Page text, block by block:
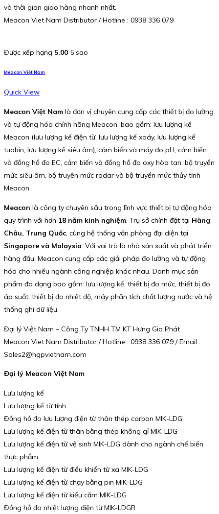
và thời gian giao hàng nhanh nhất.
Meacon Viet Nam Distributor / Hotline : 0938 336 079
Được xếp hạng 5.00 5 sao
Meacon Việt Nam
Quick View
Meacon Việt Nam là đơn vị chuyên cung cấp các thiết bị đo lường
và tự động hóa chính hãng Meacon, bao gồm: lưu lượng kế
Meacon (lưu lượng kế điện từ, lưu lượng kế xoáy, lưu lượng kế
tuabin, lưu lượng kế siêu âm), cảm biến và máy đo pH, cảm biến
và đồng hồ đo EC, cảm biến và đồng hồ đo oxy hòa tan, bộ truyền
mức siêu âm, bộ truyền mức radar và bộ truyền mức thủy tĩnh
Meacon.
Meacon là công ty chuyên sâu trong lĩnh vực thiết bị tự động hóa
quy trình với hơn 18 năm kinh nghiệm. Trụ sở chính đặt tại Hàng
Châu, Trung Quốc, cùng hệ thống văn phòng đại diện tại
Singapore và Malaysia. Với vai trò là nhà sản xuất và phát triển
hàng đầu, Meacon cung cấp các giải pháp đo lường và tự động
hóa cho nhiều ngành công nghiệp khác nhau. Danh mục sản
phẩm đa dạng bao gồm: lưu lượng kế, thiết bị đo mức, thiết bị đo
áp suất, thiết bị đo nhiệt độ, máy phân tích chất lượng nước và hệ
thống ghi dữ liệu.
Đại lý Việt Nam – Công Ty TNHH TM KT Hưng Gia Phát
Meacon Viet Nam Distributor / Hotline : 0938 336 079 / Email :
Sales2@hgpvietnam.com
Đại lý Meacon Việt Nam
Lưu lượng kế
Lưu lượng kế từ tính
Đồng hồ đo lưu lượng điện từ thân thép carbon MIK-LDG
Lưu lượng kế điện từ thân bằng thép không gỉ MIK-LDG
Lưu lượng kế điện từ vệ sinh MIK-LDG dành cho ngành chế biến
thực phẩm
Lưu lượng kế điện từ điều khiển từ xa MIK-LDG
Lưu lượng kế điện từ chạy bằng pin MIK-LDG
Lưu lượng kế điện từ kiểu cắm MIK-LDG
Đồng hồ đo nhiệt lượng điện từ MIK-LDGR